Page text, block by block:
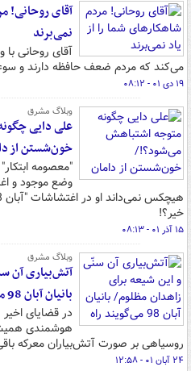
آقای روحانی!
نمی‌برند
آقای روحانی
می‌کند که مردم ضعف حافظه دارند و
۱۹ دی ۰۱ - ۰۸:۱۲
وبلاگ مشرق
علی دایی
خون‌شستن از
"معصومه
وضع موجود و
خیر؟!
۱۵ آذر ۰۱ - ۰۸:۱۳
وبلاگ مشرق
آتش‌بیاری آن
بانیان آبان 98 می‌گویند راه حل آشوب پیش ماست!
در قضایای
هوشمندی
روسیاهی بر صورت آتش‌بیاران معرکه
۲۴ آبان ۰۱ - ۱۲:۵۸